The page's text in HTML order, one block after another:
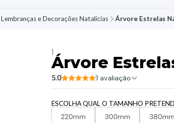
Lembranças e Decorações Natalícias Árvore Estrelas
Árvore
5.0 1 avaliação
ESCOLHA QUAL O TAMANHO
220mm 300mm 380mm